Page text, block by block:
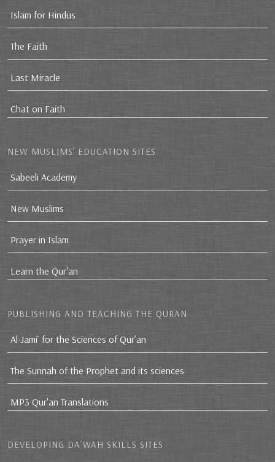
Islam for Hindus
The Faith
Last Miracle
Chat on Faith
NEW MUSLIMS’ EDUCATION SITES
Sabeeli Academy
New Muslims
Prayer in Islam
Learn the Qur'an
PUBLISHING AND TEACHING THE QURAN
Al-Jami` for the Sciences of Qur’an
The Sunnah of the Prophet and its sciences
MP3 Qur'an Translations
DEVELOPING DA`WAH SKILLS SITES